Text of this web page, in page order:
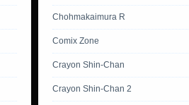
Chohmakaimura R
Comix Zone
Crayon Shin-Chan
Crayon Shin-Chan 2